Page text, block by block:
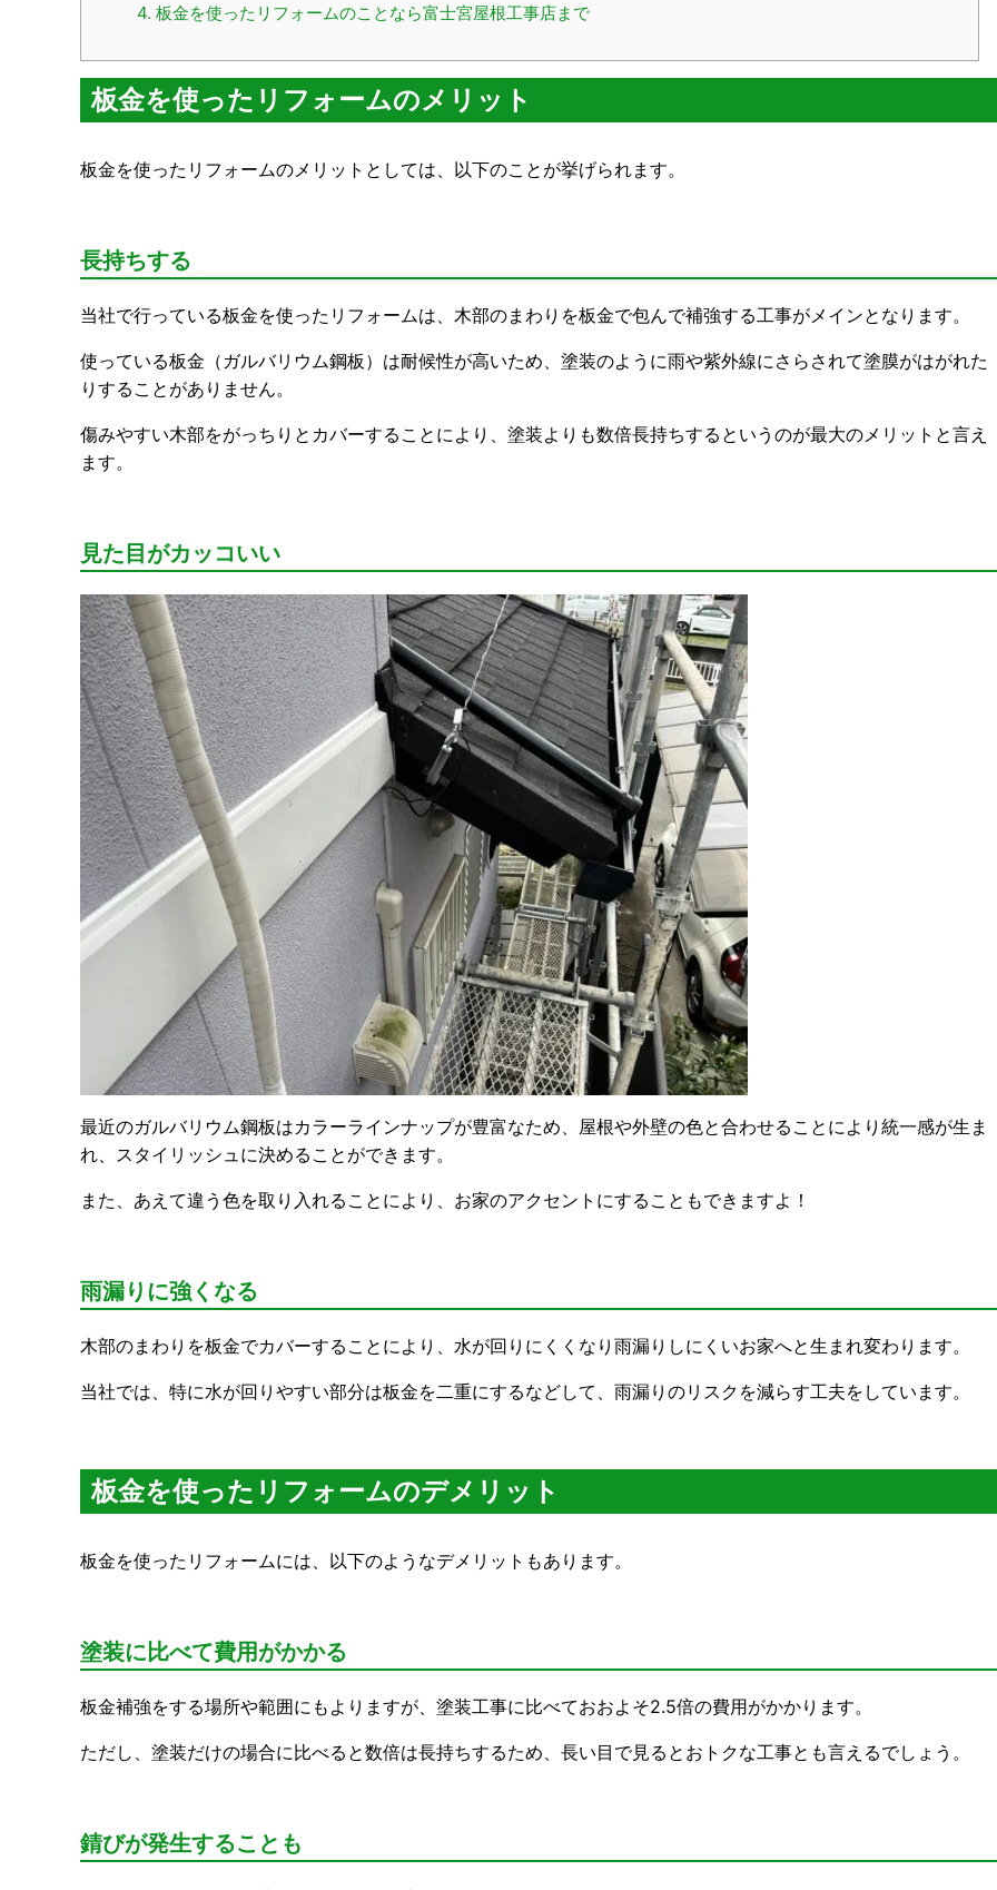
4. 板金を使ったリフォームのことなら富士宮屋根工事店まで
板金を使ったリフォームのメリット
板金を使ったリフォームのメリットとしては、以下のことが挙げられます。
長持ちする
当社で行っている板金を使ったリフォームは、木部のまわりを板金で包んで補強する工事がメインとなります。
使っている板金（ガルバリウム鋼板）は耐候性が高いため、塗装のように雨や紫外線にさらされて塗膜がはがれた
りすることがありません。
傷みやすい木部をがっちりとカバーすることにより、塗装よりも数倍長持ちするというのが最大のメリットと言え
ます。
見た目がカッコいい
最近のガルバリウム鋼板はカラーラインナップが豊富なため、屋根や外壁の色と合わせることにより統一感が生ま
れ、スタイリッシュに決めることができます。
また、あえて違う色を取り入れることにより、お家のアクセントにすることもできますよ！
雨漏りに強くなる
木部のまわりを板金でカバーすることにより、水が回りにくくなり雨漏りしにくいお家へと生まれ変わります。
当社では、特に水が回りやすい部分は板金を二重にするなどして、雨漏りのリスクを減らす工夫をしています。
板金を使ったリフォームのデメリット
板金を使ったリフォームには、以下のようなデメリットもあります。
塗装に比べて費用がかかる
板金補強をする場所や範囲にもよりますが、塗装工事に比べておおよそ2.5倍の費用がかかります。
ただし、塗装だけの場合に比べると数倍は長持ちするため、長い目で見るとおトクな工事とも言えるでしょう。
錆びが発生することも